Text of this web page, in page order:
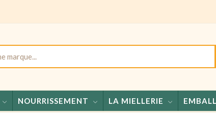
NOURRISSEMENT LA MIELLERIE
Miels -